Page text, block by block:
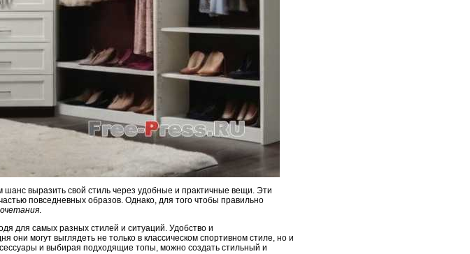
выразить свой стиль через удобные и практичные вещи. Эти
повседневных образов. Однако, для того чтобы правильно
.
для самых разных стилей и ситуаций. Удобство и
они могут выглядеть не только в классическом спортивном стиле, но и
и выбирая подходящие топы, можно создать стильный и